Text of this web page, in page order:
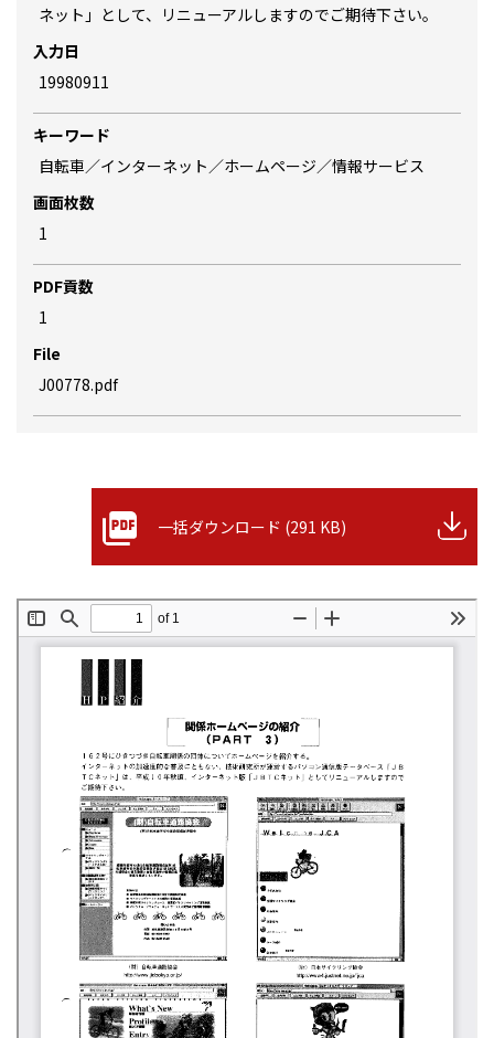
ネット」として、リニューアルしますのでご期待下さい。
入力日
19980911
キーワード
自転車／インターネット／ホームページ／情報サービス
画面枚数
1
PDF貢数
1
File
J00778.pdf
一括ダウンロード (291 KB)